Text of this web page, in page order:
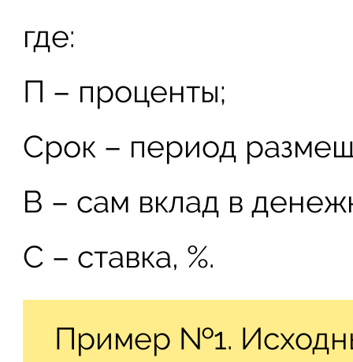
где:
П – проценты;
Срок – период
В – сам вклад в
С – ставка, %.
Пример №1.